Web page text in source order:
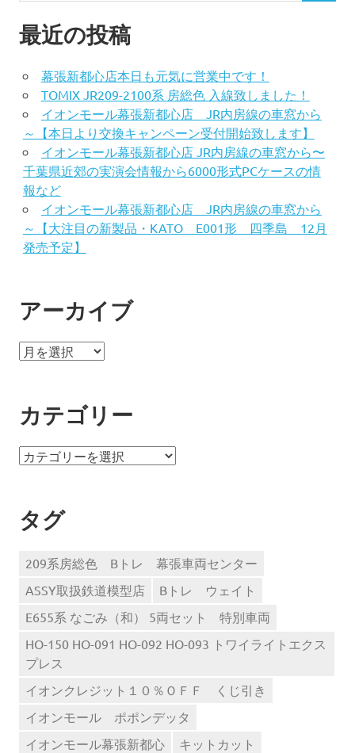
最近の投稿
幕張新都心店本日も元気に営業中です！
TOMIX JR209-2100系 房総色 入線致しました！
イオンモール幕張新都心店 JR内房線の車窓から
～【本日より交換キャンペーン受付開始致します】
イオンモール幕張新都心店 JR内房線の車窓から〜
千葉県近郊の実演会情報から6000形式PCケースの情
報など
イオンモール幕張新都心店 JR内房線の車窓から
～【大注目の新製品・KATO E001形 四季島 12月
発売予定】
アーカイブ
ア
イ
ブ
カテゴリー
カ
リ
ー
タグ
209系房総色 Bトレ 幕張車両センター
ASSY取扱鉄道模型店
Bトレ ウェイト
E655系 なごみ（和） 5両セット 特別車両
HO-150 HO-091 HO-092 HO-093 トワイライトエクス
プレス
イオンクレジット１０％ＯＦＦ くじ引き
イオンモール ポポンデッタ
イオンモール幕張新都心
キットカット